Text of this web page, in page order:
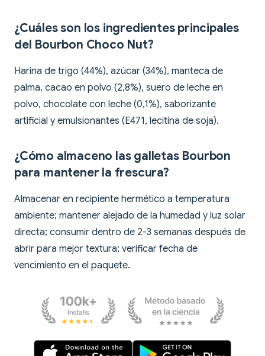
¿Cuáles son los ingredientes principales
del Bourbon Choco Nut?
Harina de trigo (44%), azúcar (34%), manteca de
palma, cacao en polvo (2,8%), suero de leche en
polvo, chocolate con leche (0,1%), saborizante
artificial y emulsionantes (E471, lecitina de soja).
¿Cómo almaceno las galletas Bourbon
para mantener la frescura?
Almacenar en recipiente hermético a temperatura
ambiente; mantener alejado de la humedad y luz solar
directa; consumir dentro de 2-3 semanas después de
abrir para mejor textura; verificar fecha de
vencimiento en el paquete.